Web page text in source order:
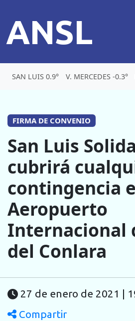
ANSL
SAN LUIS 0.9° V. MERCEDES -0.3°
FIRMA DE CONVENIO
San Luis
cubrirá
contingencia
Aeropuerto
Internacional
del Conlara
27 de enero de 2021 |
Compartir